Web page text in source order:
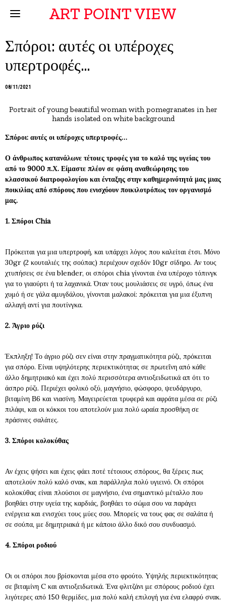
ART POINT VIEW
Σπόροι: αυτές οι υπέροχες
υπερτροφές…
08/11/2021
Portrait of young beautiful woman with pomegranates in her
hands isolated on white background
Σπόροι: αυτές οι υπέροχες υπερτροφές…
Ο άνθρωπος κατανάλωνε τέτοιες τροφές για το καλό της υγείας του
από το 9000 π.Χ. Είμαστε πλέον σε φάση αναθεώρησης του
κλασσικού διατροφολογίου και ένταξης στην καθημερινότητά μας μιας
ποικιλίας από σπόρους που ενισχύουν ποικιλοτρόπως τον οργανισμό
μας.
1. ΣπόροιChia
Πρόκειται για μια υπερτροφή, και υπάρχει λόγος που καλείται έτσι. Μόνο
30gr (2 κουταλιές της σούπας) περιέχουν σχεδόν 10gr σίδηρο. Αν τους
χτυπήσεις σε έναblender, οι σπόροι chia γίνονται ένα υπέροχο τόπινγκ
για το γιαούρτι ή τα λαχανικά. Όταν τους μουλιάσεις σε υγρό, όπως ένα
χυμό ή σε γάλα αμυγδάλου, γίνονται μαλακοί: πρόκειται για μια έξυπνη
αλλαγή αντί για πουτίνγκα.
2. Άγριο ρύζι
Έκπληξη! Το άγριο ρύζι σεν είναι στην πραγματικότητα ρύζι, πρόκειται
για σπόρο. Είναι υψηλότερης περιεκτικότητας σε πρωτεΐνη από κάθε
άλλο δημητριακό και έχει πολύ περισσότερα αντιοξειδωτικά απ ότι το
άσπρο ρύζι. Περιέχει φολικό οξύ, μαγνήσιο, φώσφορο, ψευδάργυρο,
βιταμίνη Β6 και νιασίνη. Μαγειρεύεται τρυφερά και αφράτα μέσα σε ρύζι
πιλάφι, και οι κόκκοι του αποτελούν μια πολύ ωραία προσθήκη σε
πράσινες σαλάτες.
3. Σπόροι κολοκύθας
Αν έχεις ψήσει και έχεις φάει ποτέ τέτοιους σπόρους, θα ξέρεις πως
αποτελούν πολύ καλό σνακ, και παράλληλα πολύ υγιεινό. Οι σπόροι
κολοκύθας είναι πλούσιοι σε μαγνήσιο, ένα σημαντικό μέταλλο που
βοηθάει στην υγεία της καρδιάς, βοηθάει το σώμα σου να παράγει
ενέργεια και ενισχύει τους μύες σου. Μπορείς να τους φας σε σαλάτα ή
σε σούπα, με δημητριακά ή με κάποιο άλλο δικό σου συνδυασμό.
4. Σπόροι ροδιού
Οι οι σπόροι που βρίσκονται μέσα στο φρούτο. Υψηλής περιεκτικότητας
σε βιταμίνη C και αντιοξειδωτικά. Ένα φλιτζάνι με σπόρους ροδιού έχει
λιγότερες από 150 θερμίδες, μια πολύ καλή επιλογή για ένα ελαφρύ σνακ.